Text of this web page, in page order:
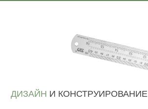
ДИЗАЙН И КОНСТРУИРОВАНИЕ